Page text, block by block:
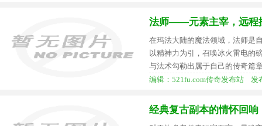
法师——元素主宰，远程
在玛法大陆的魔法领域，法师是
以精神力为引，召唤冰火雷电的
与法术勾勒出属于自己的传奇篇
编辑：521fu.com传奇发布站 发
经典复古副本的情怀回